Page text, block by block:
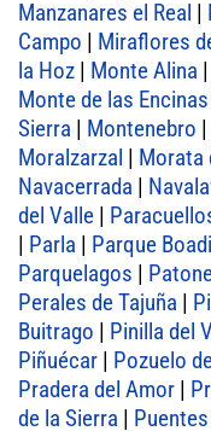
Manzanares el Real |
Campo | Miraflores
la Hoz | Monte Alina |
Monte de las Encinas
Sierra | Montenebro |
Moralzarzal | Morata
Navacerrada |
del Valle |
| Parla | Parque
Parquelagos |
Perales de Tajuña |
Buitrago | Pinilla del
Piñuécar | Pozuelo
Pradera del Amor |
de la Sierra |